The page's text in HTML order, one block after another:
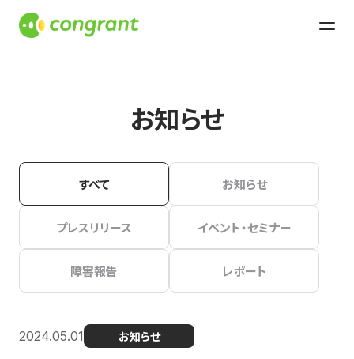
お知らせ
すべて お知らせ
プレスリリース イベント・セミナー
障害報告 レポート
2024.05.01 お知らせ